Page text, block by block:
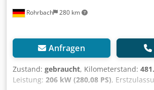
Rohrbach 280 km
Anfragen
Zustand: gebraucht, Kilometerstand:
Leistung: 206 kW (280,08 PS),